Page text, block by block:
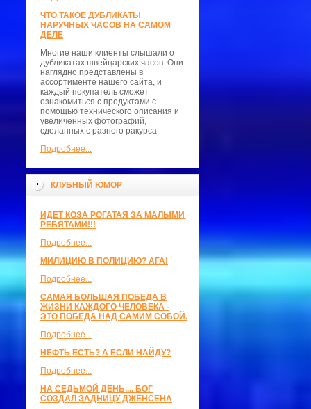
ЧТО ТАКОЕ ДУБЛИКАТЫ
НАРУЧНЫХ ЧАСОВ НА САМОМ
ДЕЛЕ
Многие наши клиенты слышали о
дубликатах швейцарских часов. Они
наглядно представлены в
ассортименте нашего сайта, и
каждый покупатель сможет
ознакомиться с продуктами с
помощью технического описания и
увеличенных фотографий,
сделанных с разного ракурса
Подробнее...
КЛУБНЫЙ ЮМОР
ИДЕТ КОЗА РОГАТАЯ ЗА МАЛЫМИ
РЕБЯТАМИ!!!
Подробнее...
МИЛИЦИЮ В ПОЛИЦИЮ? АГА!
Подробнее...
САМАЯ БОЛЬШАЯ ПОБЕДА В
ЖИЗНИ КАЖДОГО ЧЕЛОВЕКА -
ЭТО ПОБЕДА НАД САМИМ СОБОЙ.
Подробнее...
НЕФТЬ ЕСТЬ? А ЕСЛИ НАЙДУ?
Подробнее...
НА СЕДЬМОЙ ДЕНЬ.... БОГ
СОЗДАЛ ЗАДНИЦУ ДЖЕНСЕНА